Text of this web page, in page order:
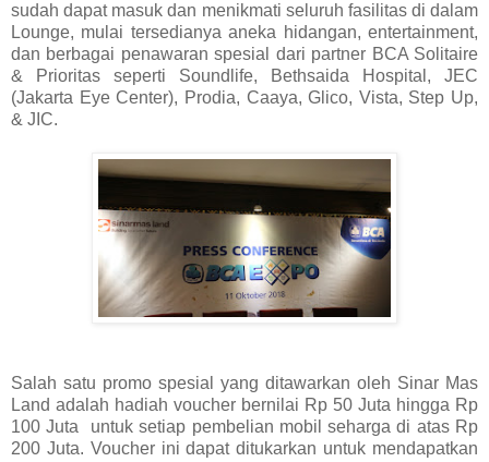
sudah dapat masuk dan menikmati seluruh fasilitas di dalam
Lounge, mulai tersedianya aneka hidangan, entertainment,
dan berbagai penawaran spesial dari partner BCA Solitaire
& Prioritas seperti Soundlife, Bethsaida Hospital, JEC
(Jakarta Eye Center), Prodia, Caaya, Glico, Vista, Step Up,
& JIC.
Salah satu promo spesial yang ditawarkan oleh Sinar Mas
Land adalah hadiah voucher bernilai Rp 50 Juta hingga Rp
100 Juta
untuk setiap pembelian mobil seharga di atas Rp
200 Juta. Voucher ini dapat ditukarkan untuk mendapatkan